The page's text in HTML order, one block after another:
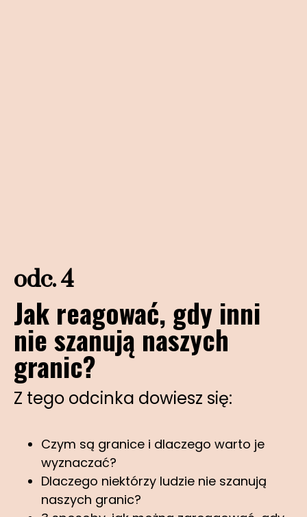
odc. 4
Jak reagować, gdy inni
nie szanują naszych
granic?
Z tego odcinka dowiesz się:
Czym są granice i dlaczego warto je
wyznaczać?
Dlaczego niektórzy ludzie nie szanują
naszych granic?